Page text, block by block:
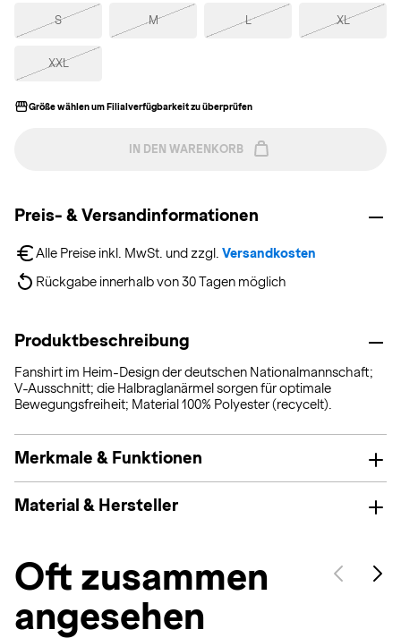
S M L XL
XXL
Größe wählen um Filialverfügbarkeit zu überprüfen
IN DEN WARENKORB
Preis- & Versandinformationen
Alle Preise inkl. MwSt. und zzgl. Versandkosten
Rückgabe innerhalb von 30 Tagen möglich
Produktbeschreibung
Fanshirt im Heim-Design der deutschen Nationalmannschaft;
V-Ausschnitt; die Halbraglanärmel sorgen für optimale
Bewegungsfreiheit; Material 100% Polyester (recycelt).
Merkmale & Funktionen
Material & Hersteller
Oft zusammen
angesehen